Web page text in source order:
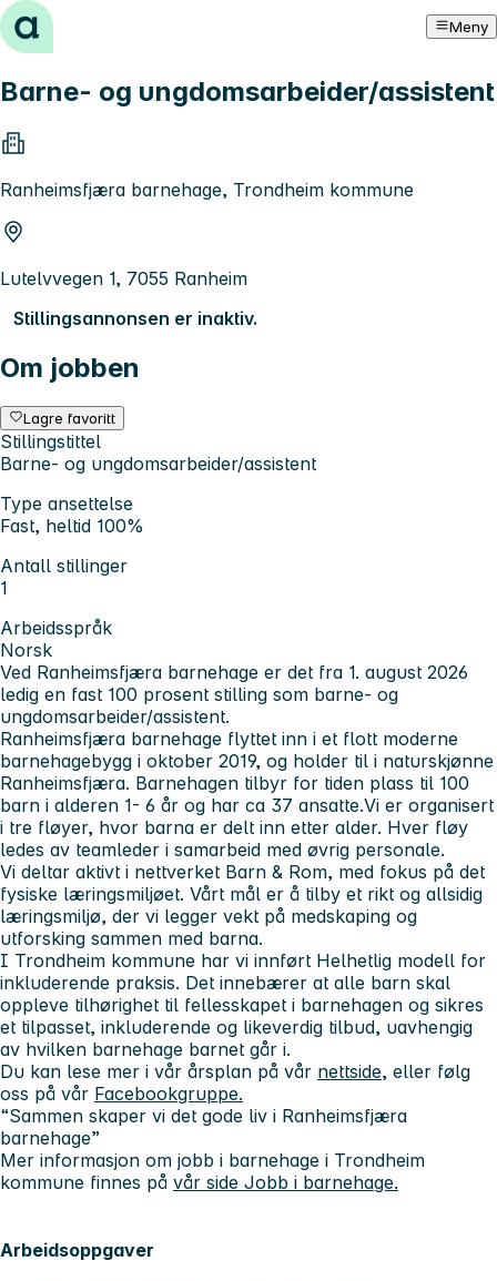
Hopp til innhold Meny
Barne- og ungdomsarbeider/assistent
Ranheimsfjæra barnehage, Trondheim kommune
Lutelvvegen 1, 7055 Ranheim
Stillingsannonsen er inaktiv.
Om jobben
Lagre favoritt
Stillingstittel
Barne- og ungdomsarbeider/assistent
Type ansettelse
Fast, heltid 100%
Antall stillinger
1
Arbeidsspråk
Norsk
Ved Ranheimsfjæra barnehage er det fra 1. august 2026
ledig en fast 100 prosent stilling som barne- og
ungdomsarbeider/assistent.
Ranheimsfjæra barnehage flyttet inn i et flott moderne
barnehagebygg i oktober 2019, og holder til i naturskjønne
Ranheimsfjæra. Barnehagen tilbyr for tiden plass til 100
barn i alderen 1- 6 år og har ca 37 ansatte.Vi er organisert
i tre fløyer, hvor barna er delt inn etter alder. Hver fløy
ledes av teamleder i samarbeid med øvrig personale.
Vi deltar aktivt i nettverket Barn & Rom, med fokus på det
fysiske læringsmiljøet. Vårt mål er å tilby et rikt og allsidig
læringsmiljø, der vi legger vekt på medskaping og
utforsking sammen med barna.
I Trondheim kommune har vi innført Helhetlig modell for
inkluderende praksis. Det innebærer at alle barn skal
oppleve tilhørighet til fellesskapet i barnehagen og sikres
et tilpasset, inkluderende og likeverdig tilbud, uavhengig
av hvilken barnehage barnet går i.
Du kan lese mer i vår årsplan på vår nettside, eller følg
oss på vår Facebookgruppe.
“Sammen skaper vi det gode liv i Ranheimsfjæra
barnehage”
Mer informasjon om jobb i barnehage i Trondheim
kommune finnes på vår side Jobb i barnehage.
Arbeidsoppgaver